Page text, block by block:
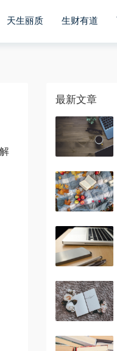
天生丽质 生财有道
最新文章